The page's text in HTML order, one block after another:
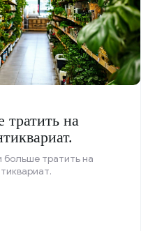
тратить на
тратить на